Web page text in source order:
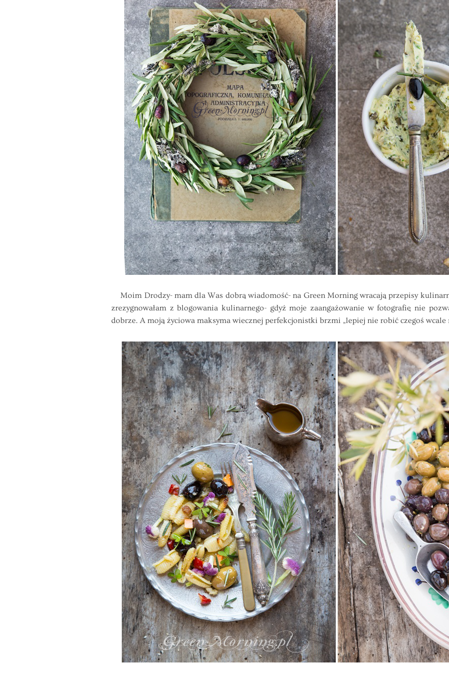
Moim Drodzy- mam dla Was dobrą wiadomość- na Green Morning wracają przepisy
zrezygnowałam z blogowania kulinarnego- gdyż moje zaangażowanie w fotografię nie
dobrze. A moją życiowa maksyma wiecznej perfekcjonistki brzmi „lepiej nie robić czegoś wcale